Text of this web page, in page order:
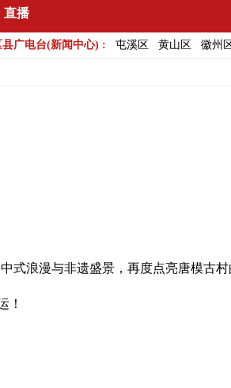
直播
县广电台(新闻中心) : 屯溪区 黄山区 徽州
式浪漫与非遗盛景，再度点亮唐模古村
！